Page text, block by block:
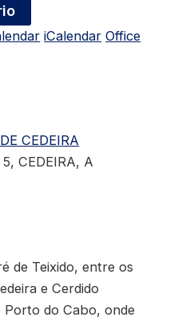
iCalendar Office
CEDEIRA
CEDEIRA, A
de Teixido, entre os
e Cerdido
Porto do Cabo, onde